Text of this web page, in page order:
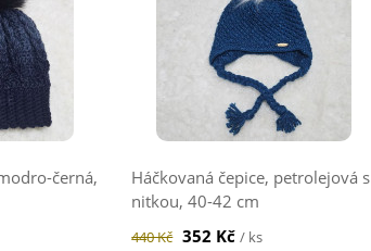
černá,
Háčkovaná čepice, petrolejová s
nitkou, 40-42 cm
440 Kč 352 Kč / ks